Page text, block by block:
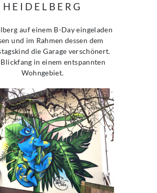
HEIDELBERG
auf einem B-Day eingeladen
und im Rahmen dessen dem
die Garage verschönert.
in einem entspannten
Wohngebiet.